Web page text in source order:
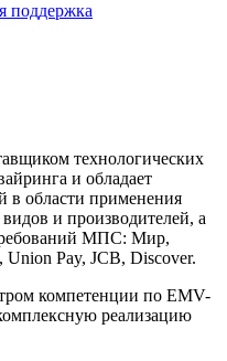
поддержка
технологических
и обладает
в области применения
и производителей, а
МПС: Мир,
Union Pay, JCB, Discover.
компетенции по EMV-
реализацию